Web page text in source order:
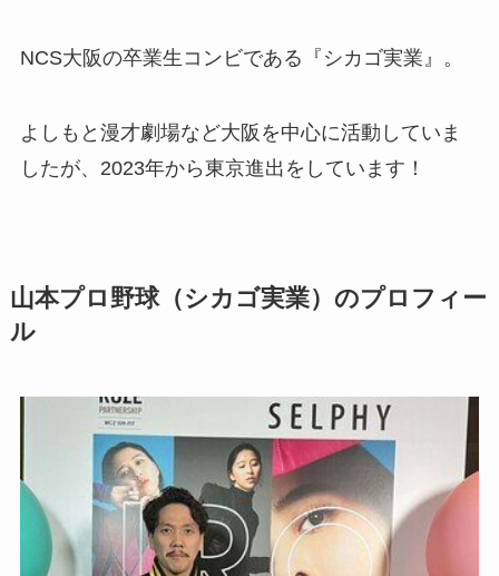
NCS大阪の卒業生コンビである『シカゴ実業』。
よしもと漫才劇場など大阪を中心に活動 していま
したが、 2023年から東京進出 をしています！
山本プロ野球（シカゴ実業）のプロフィー
ル